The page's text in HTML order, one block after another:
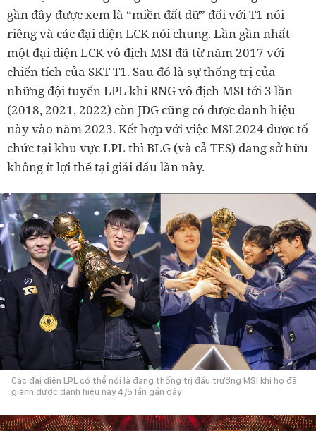
gần đây được xem là “miền đất dữ” đối với T1 nói
riêng và các đại diện LCK nói chung. Lần gần nhất
một đại diện LCK vô địch MSI đã từ năm 2017 với
chiến tích của SKT T1. Sau đó là sự thống trị của
những đội tuyển LPL khi RNG vô địch MSI tới 3 lần
(2018, 2021, 2022) còn JDG cũng có được danh hiệu
này vào năm 2023. Kết hợp với việc MSI 2024 được tổ
chức tại khu vực LPL thì BLG (và cả TES) đang sở hữu
không ít lợi thế tại giải đấu lần này.
Các đại diện LPL có thể nói là đang thống trị đấu trường MSI khi họ đã
giành được danh hiệu này 4/5 lần gần đây